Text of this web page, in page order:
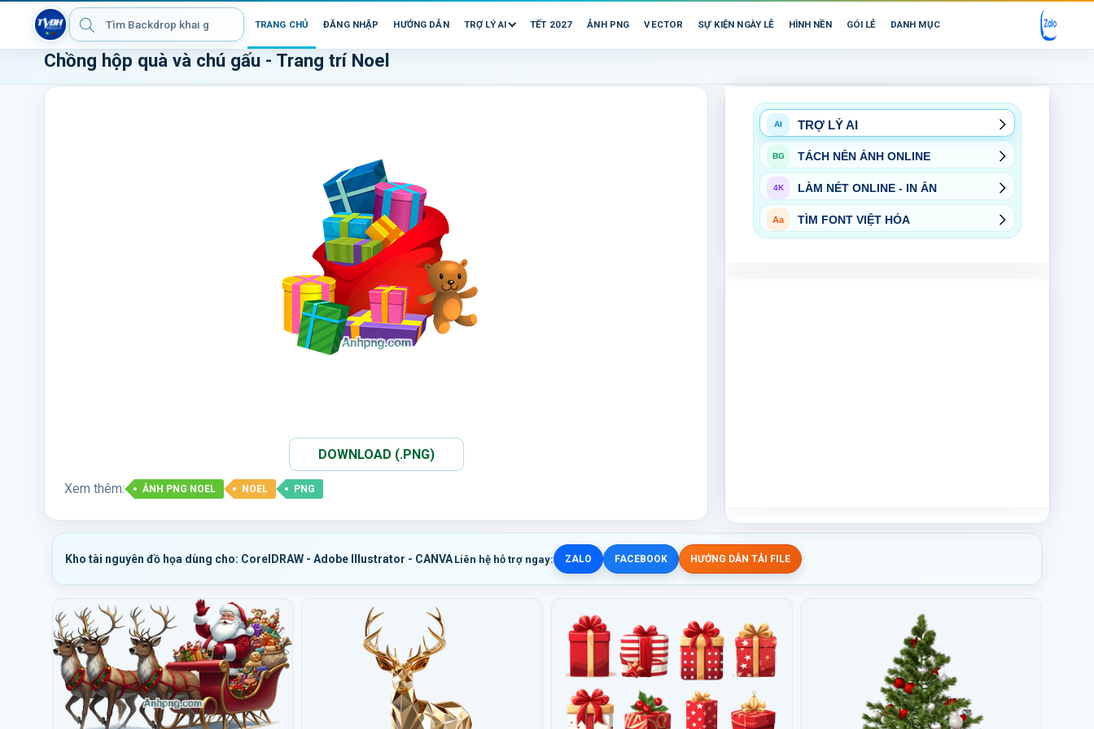
TRANG CHỦ ĐĂNG NHẬP HƯỚNG DẪN TRỢ LÝ AI TẾT 2027 ẢNH PNG VECTOR SỰ KIỆN NGÀY LỄ HÌNH NỀN GÓI LẺ DANH MỤC
Chồng hộp quà và chú gấu - Trang trí Noel
DOWNLOAD (.PNG)
Xem thêm: ẢNH PNG NOEL NOEL PNG
AI TRỢ LÝ AI
BG TÁCH NỀN ẢNH ONLINE
4K LÀM NÉT ONLINE - IN ẤN
Aa TÌM FONT VIỆT HÓA
Kho tài nguyên đồ họa dùng cho: CorelDRAW - Adobe Illustrator - CANVA Liên hệ hỗ trợ ngay: ZALO FACEBOOK HƯỚNG DẪN TẢI FILE